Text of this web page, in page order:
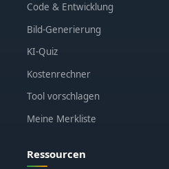
Code & Entwicklung
Bild-Generierung
KI-Quiz
Kostenrechner
Tool vorschlagen
Meine Merkliste
Ressourcen